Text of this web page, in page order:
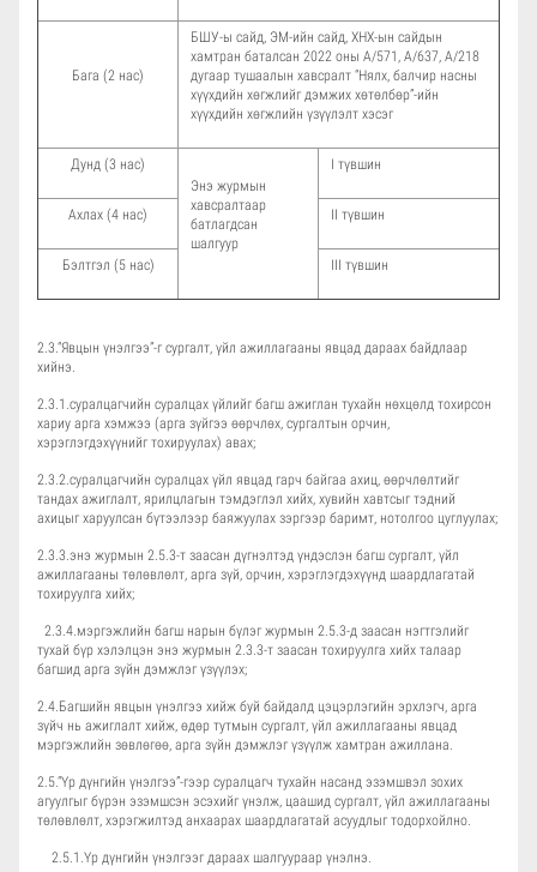
Бага (2 нас)
БШУ-ы сайд, ЭМ-ийн сайд, ХНХ-ын сайдын
хамтран баталсан 2022 оны А/571, А/637, А/218
дугаар тушаалын хавсралт “Нялх, балчир насны
хүүхдийн хөгжлийг дэмжих хөтөлбөр”-ийн
хүүхдийн хөгжлийн үзүүлэлт хэсэг
Дунд (3 нас)
Энэ журмын
хавсралтаар
батлагдсан
шалгуур
I түвшин
Ахлах (4 нас) II түвшин
Бэлтгэл (5 нас) III түвшин
2.3.“Явцын үнэлгээ”-г сургалт, үйл ажиллагааны явцад дараах байдлаар
хийнэ.
2.3.1.суралцагчийн суралцах үйлийг багш ажиглан тухайн нөхцөлд тохирсон
хариу арга хэмжээ (арга зүйгээ өөрчлөх, сургалтын орчин,
хэрэглэгдэхүүнийг тохируулах) авах;
2.3.2.суралцагчийн суралцах үйл явцад гарч байгаа ахиц, өөрчлөлтийг
тандах ажиглалт, ярилцлагын тэмдэглэл хийх, хувийн хавтсыг тэдний
ахицыг харуулсан бүтээлээр баяжуулах зэргээр баримт, нотолгоо цуглуулах;
2.3.3.энэ журмын 2.5.3-т заасан дүгнэлтэд үндэслэн багш сургалт, үйл
ажиллагааны төлөвлөлт, арга зүй, орчин, хэрэглэгдэхүүнд шаардлагатай
тохируулга хийх;
2.3.4.мэргэжлийн багш нарын бүлэг журмын 2.5.3-д заасан нэгтгэлийг
тухай бүр хэлэлцэн энэ журмын 2.3.3-т заасан тохируулга хийх талаар
багшид арга зүйн дэмжлэг үзүүлэх;
2.4.Багшийн явцын үнэлгээ хийж буй байдалд цэцэрлэгийн эрхлэгч, арга
зүйч нь ажиглалт хийж, өдөр тутмын сургалт, үйл ажиллагааны явцад
мэргэжлийн зөвлөгөө, арга зүйн дэмжлэг үзүүлж хамтран ажиллана.
2.5.“Үр дүнгийн үнэлгээ”-гээр суралцагч тухайн насанд эзэмшвэл зохих
агуулгыг бүрэн эзэмшсэн эсэхийг үнэлж, цаашид сургалт, үйл ажиллагааны
төлөвлөлт, хэрэгжилтэд анхаарах шаардлагатай асуудлыг тодорхойлно.
2.5.1.Үр дүнгийн үнэлгээг дараах шалгуураар үнэлнэ.